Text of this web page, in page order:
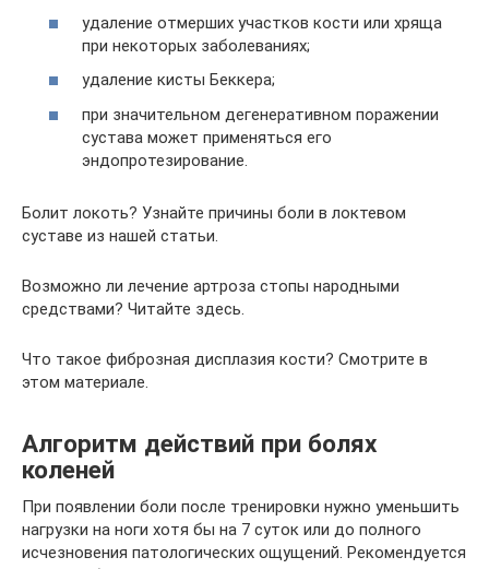
удаление отмерших участков кости или хряща
при некоторых заболеваниях;
удаление кисты Беккера;
при значительном дегенеративном поражении
сустава может применяться его
эндопротезирование.
Болит локоть? Узнайте причины боли в локтевом
суставе из нашей статьи.
Возможно ли лечение артроза стопы народными
средствами? Читайте здесь.
Что такое фиброзная дисплазия кости? Смотрите в
этом материале.
Алгоритм действий при болях
коленей
При появлении боли после тренировки нужно уменьшить
нагрузки на ноги хотя бы на 7 суток или до полного
исчезновения патологических ощущений. Рекомендуется